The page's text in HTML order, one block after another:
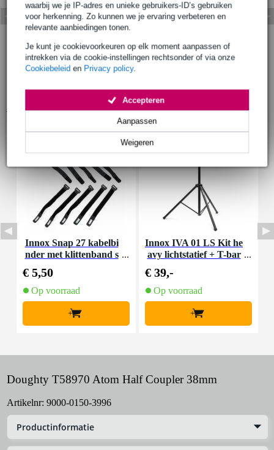
waarbij we je IP-adres en unieke gebruikers-ID’s gebruiken
voor herkenning. Zo kunnen we je ervaring verbeteren en
relevante aanbiedingen tonen.
Je kunt je cookievoorkeuren op elk moment aanpassen of
intrekken via de cookie-instellingen rechtsonder of via onze
Cookiebeleid en Privacy policy.
Weigeren
Aanpassen
Accepteren
Accessoires (9)
Innox Snap 27 kabelbi
nder met klittenband s
€ 5,50
Op voorraad
+
Innox IVA 01 LS Kit he
avy lichtstatief + T-bar
€ 39,-
Op voorraad
+
Doughty T58970 Atom Half Coupler 38mm
Artikelnr: 9000-0150-3996
Productinformatie